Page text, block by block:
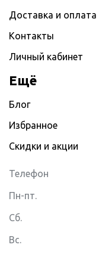
Доставка и оплата
Контакты
Личный кабинет
Ещё
Блог
Избранное
Скидки и акции
Телефон
Пн-пт.
Сб.
Вс.